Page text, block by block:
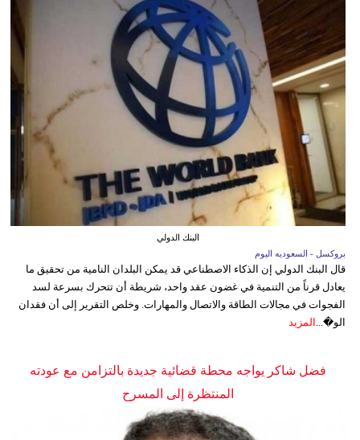
البنك الدولي
بروكسل - السعوديه اليوم
قال البنك الدولي إن الذكاء الاصطناعي قد يمكن البلدان النامية من تحقيق ما
يعادل قرناً من التنمية في غضون عقد واحد، شريطة أن تتحرك بسرعة لسد
الفجوات في مجالات الطاقة والاتصال والمهارات. وخلص التقرير إلى أن فقدان
الو�... المزيد
فضل شاكر يواجه محطة قضائية جديدة بالتزامن مع عودته
المنتظرة إلى المسرح